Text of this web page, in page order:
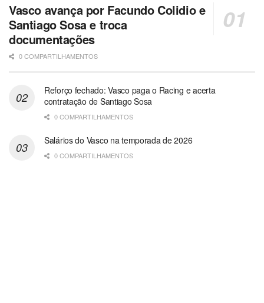
Vasco avança por Facundo Colidio e
Santiago Sosa e troca
documentações
0 COMPARTILHAMENTOS
Reforço fechado: Vasco paga o Racing e acerta
contratação de Santiago Sosa
0 COMPARTILHAMENTOS
Salários do Vasco na temporada de 2026
0 COMPARTILHAMENTOS